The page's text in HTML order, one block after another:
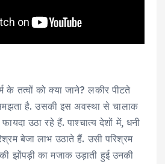
के तत्‍वों को क्‍या जाने? लकीर पीटते
समझता है. उसकी इस अवस्‍था से चालाक
उठा रहे हैं. पाश्‍चात्‍य देशों में, धनी
बेजा लाभ उठाते हैं. उसी परिश्रम
झोंपड़ी का मजाक उड़ाती हुई उनकी